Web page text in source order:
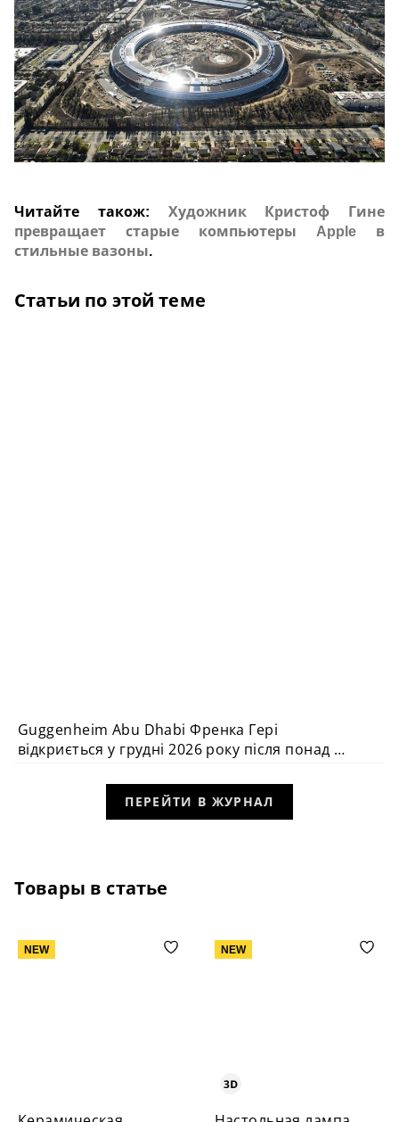
Читайте також: Художник Кристоф Гине
превращает старые компьютеры Apple в
стильные вазоны.
Статьи по этой теме
АРХІТЕКТУРА
Guggenheim Abu Dhabi Френка Гері
відкриється у грудні 2026 року після понад 20
ПЕРЕЙТИ В ЖУРНАЛ
Товары в статье
NEW NEW